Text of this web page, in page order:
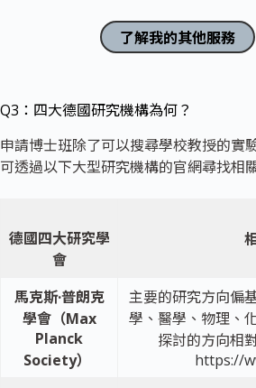
了解我的其他服務
Q3：四大德國研究機構為何？
申請博士班除了可以搜尋學校教授的實
可透過以下大型研究機構的官網尋找相
德國四大研究學
會
馬克斯·普朗克
學會（Max
Planck
Society）
主要的研究方向偏
學、醫學、物理、
探討的方向相
https://